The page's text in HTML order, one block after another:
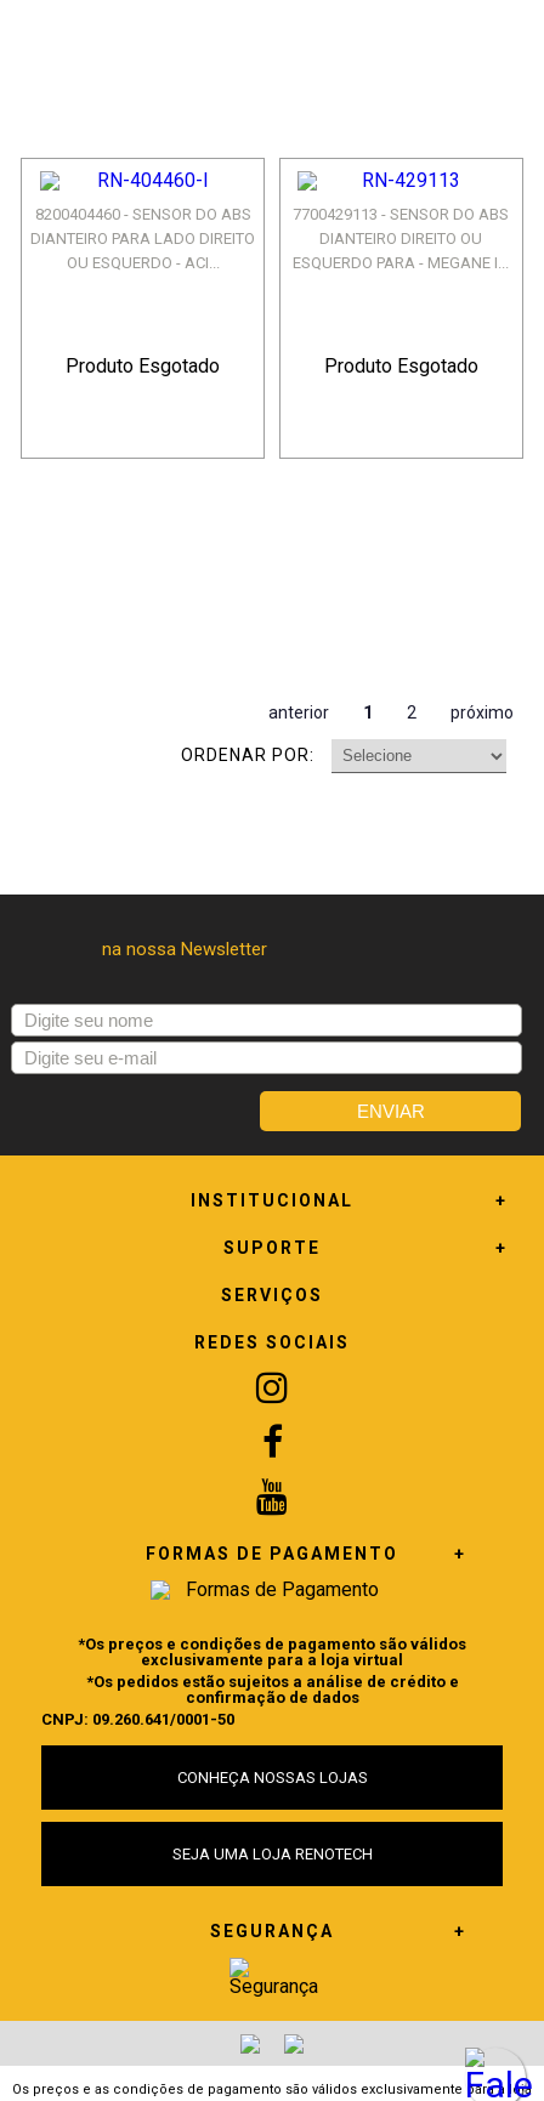
8200404460 - SENSOR DO ABS
DIANTEIRO PARA LADO DIREITO
OU ESQUERDO - ACI...
Produto Esgotado
7700429113 - SENSOR DO ABS
DIANTEIRO DIREITO OU
ESQUERDO PARA - MEGANE I...
Produto Esgotado
anterior 1 2 próximo
ORDENAR POR:
INSTITUCIONAL
SUPORTE
SERVIÇOS
REDES SOCIAIS
FORMAS DE PAGAMENTO
*Os preços e condições de pagamento são válidos
exclusivamente para a loja virtual
*Os pedidos estão sujeitos a análise de crédito e
confirmação de dados
CNPJ: 09.260.641/0001-50
CONHEÇA NOSSAS LOJAS
SEJA UMA LOJA RENOTECH
SEGURANÇA
Os preços e as condições de pagamento são válidos exclusivamente para a loja